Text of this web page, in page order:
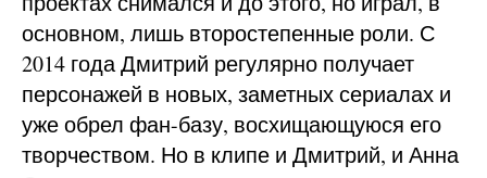
основном, лишь второстепенные роли. С
2014 года Дмитрий регулярно получает
персонажей в новых, заметных сериалах и
уже обрел фан-базу, восхищающуюся его
творчеством. Но в клипе и Дмитрий, и Анна